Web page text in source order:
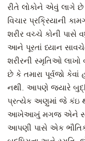
રીતે લોકોને એવું લાગે
વિચાર પ્રક્રિયાની
શરીર વચ્ચે કોની પાસે
આને પૂરતાં ધ્યાન
શરીરની સ્મૃતિઓ
છે કે તમારા પૂર્વજો
નથી. આપણે જ્યારે
પ્રત્યેક અણુમાં જે કંઇ
આખેઆખું મગજ એને
આપણી પાસે એક